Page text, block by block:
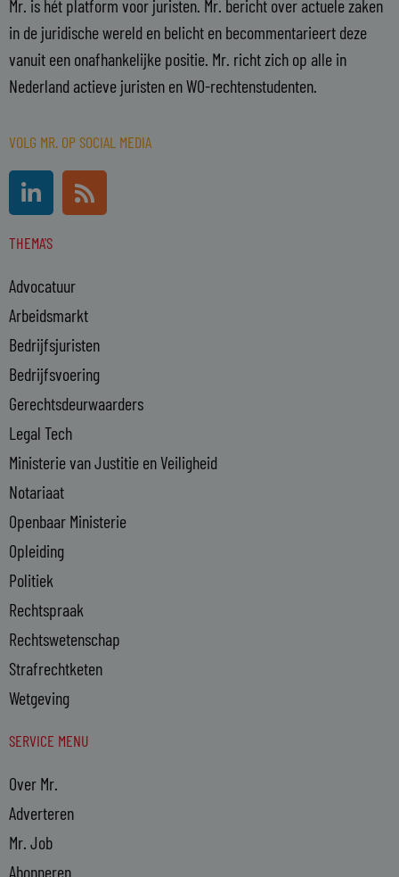
Mr. is hét platform voor juristen. Mr. bericht over actuele zaken
in de juridische wereld en belicht en becommentarieert deze
vanuit een onafhankelijke positie. Mr. richt zich op alle in
Nederland actieve juristen en WO-rechtenstudenten.
VOLG MR. OP SOCIAL MEDIA
i
k
d
i
n
-
i
n
R
s
THEMA'S
Advocatuur
Arbeidsmarkt
Bedrijfsjuristen
Bedrijfsvoering
Gerechtsdeurwaarders
Legal Tech
Ministerie van Justitie en Veiligheid
Notariaat
Openbaar Ministerie
Opleiding
Politiek
Rechtspraak
Rechtswetenschap
Strafrechtketen
Wetgeving
SERVICE MENU
Over Mr.
Adverteren
Mr. Job
Abonneren